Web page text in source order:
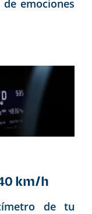
emociones
km/h
de tu